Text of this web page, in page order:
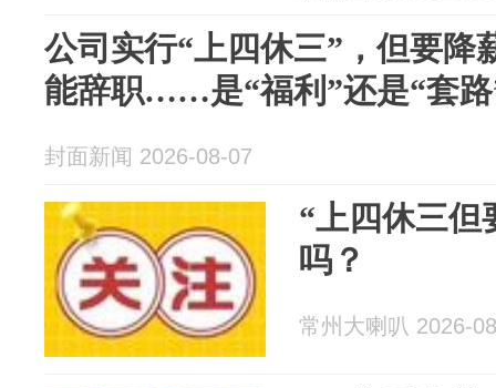
公司实行“上四休三”，但要降
能辞职……是“福利”还是“套路
封面新闻 2026-08-07
“上四休三但
吗？
常州大喇叭 2026-